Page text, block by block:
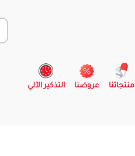
منتجاتنا عروضنا التذكير الآلي